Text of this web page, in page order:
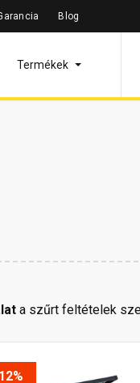
Blog
Termékek
a szűrt feltételek